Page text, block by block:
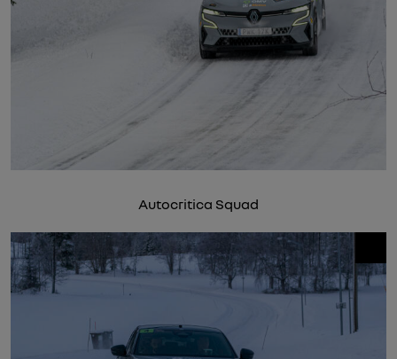
Autocritica Squad